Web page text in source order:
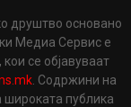
друштво основано
Медиа Сервис е
се објавуваат
. Содржини на
публика